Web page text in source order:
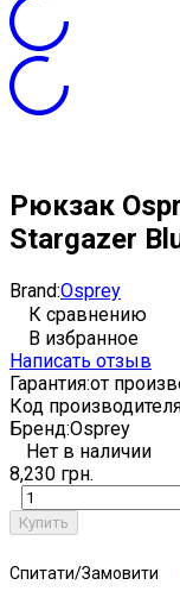
Рюкзак
Stargazer
Brand:Osprey
К сравнению
В избранное
Написать отзыв
Гарантия:от
Код
Бренд:Osprey
Нет в наличии
8,230 грн.
Купить
Спитати/Замовити